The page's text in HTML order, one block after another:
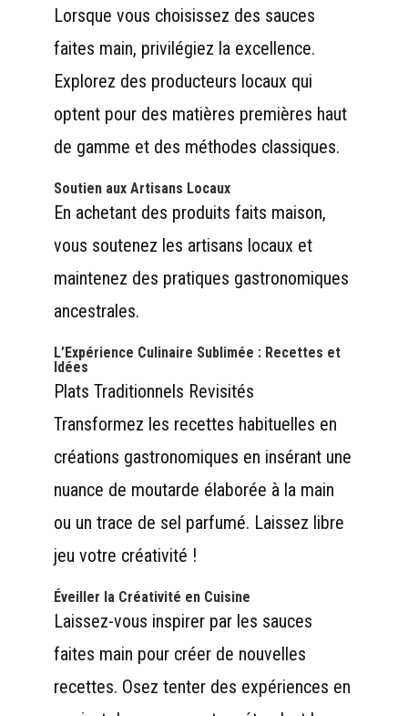
Lorsque vous choisissez des sauces
faites main, privilégiez la excellence.
Explorez des producteurs locaux qui
optent pour des matières premières haut
de gamme et des méthodes classiques.
Soutien aux Artisans Locaux
En achetant des produits faits maison,
vous soutenez les artisans locaux et
maintenez des pratiques gastronomiques
ancestrales.
L’Expérience Culinaire Sublimée : Recettes et
Idées
Plats Traditionnels Revisités
Transformez les recettes habituelles en
créations gastronomiques en insérant une
nuance de moutarde élaborée à la main
ou un trace de sel parfumé. Laissez libre
jeu votre créativité !
Éveiller la Créativité en Cuisine
Laissez-vous inspirer par les sauces
faites main pour créer de nouvelles
recettes. Osez tenter des expériences en